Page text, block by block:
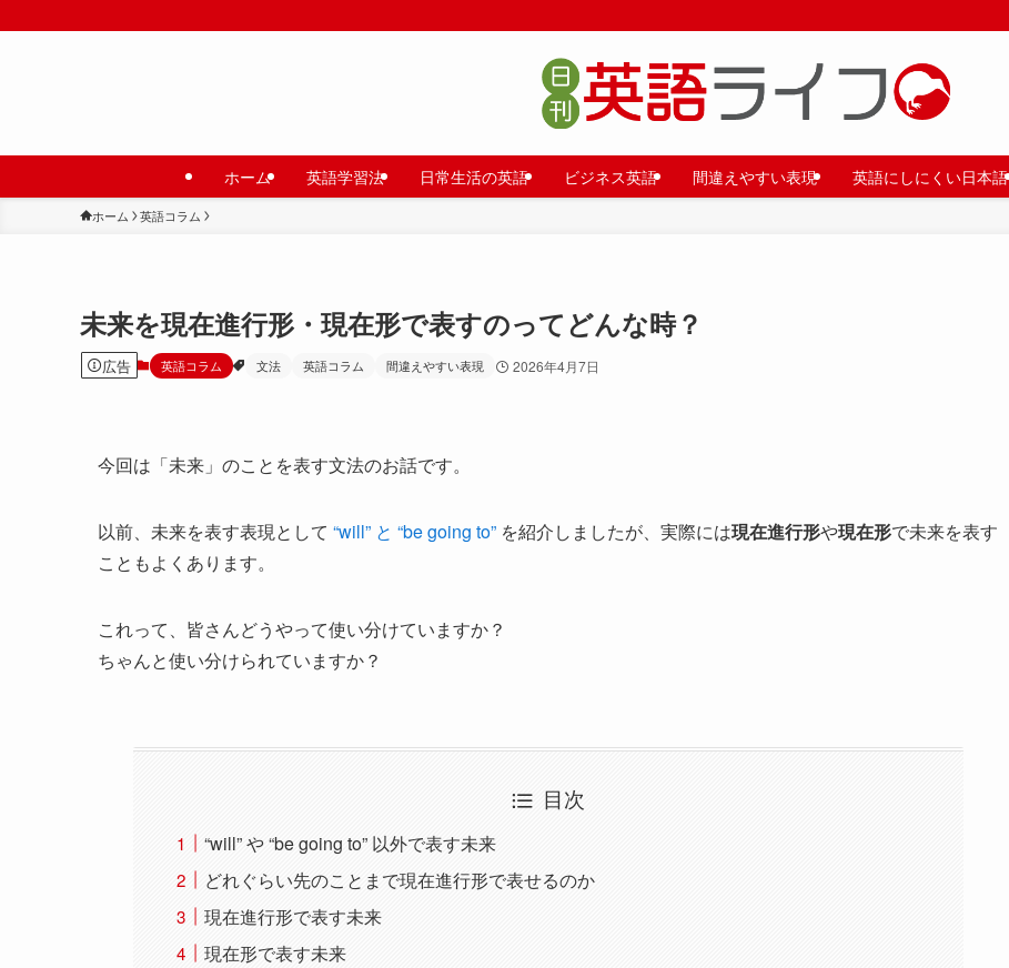
ホーム 英語学習法 日常生活の英語 ビジネス英語 間違えやすい表現 英語にしにくい日本語
ホーム 英語コラム
未来を現在進行形・現在形で表すのってどんな時？
広告 英語コラム 文法 英語コラム 間違えやすい表現 2026年4月7日
今回は「未来」のことを表す文法のお話です。
以前、未来を表す表現として “will” と “be going to” を紹介しましたが、実際には現在進行形や現在形で未来を表す
こともよくあります。
これって、皆さんどうやって使い分けていますか？
ちゃんと使い分けられていますか？
目次
“will” や “be going to” 以外で表す未来
どれぐらい先のことまで現在進行形で表せるのか
現在進行形で表す未来
現在形で表す未来